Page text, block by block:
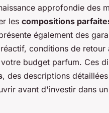
approfondie des
les compositions
également des
conditions de retour
budget parfum. Ces
, des descriptions
avant d'investir dans